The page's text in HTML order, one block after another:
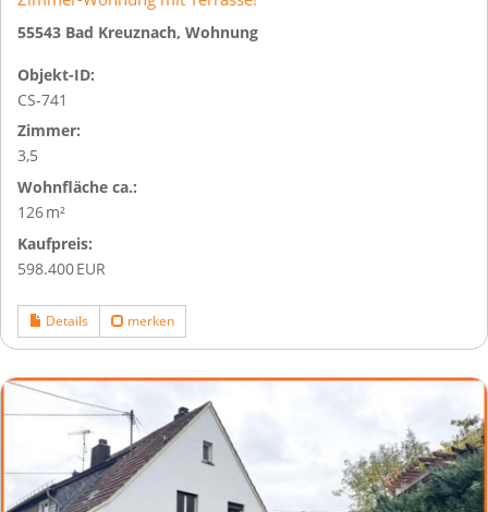
55543 Bad Kreuznach, Wohnung
Objekt-ID:
CS-741
Zimmer:
3,5
Wohnfläche ca.:
126 m²
Kaufpreis:
598.400 EUR
Details merken